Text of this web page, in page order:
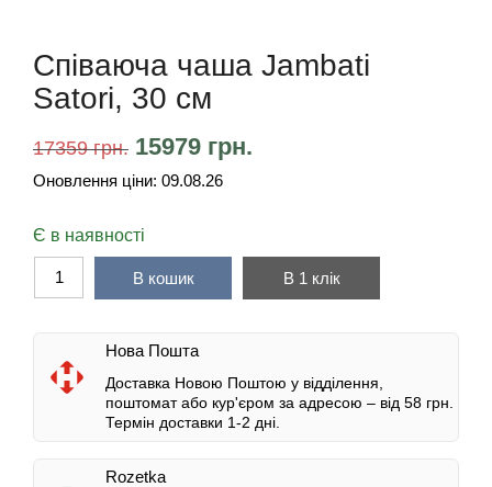
Співаюча чаша Jambati
Satori, 30 см
17359грн. 15979 грн.
Оновлення ціни: 09.08.26
Є в наявності
В кошик В 1 клік
Нова Пошта
Доставка Новою Поштою у відділення,
поштомат або кур'єром за адресою – від 58 грн.
Термін доставки 1-2 дні.
Rozetka